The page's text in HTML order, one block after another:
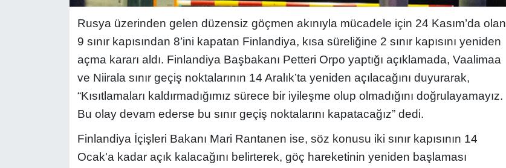
Rusya üzerinden gelen düzensiz göçmen akınıyla mücadele için 24 Kasım’da olan
9 sınır kapısından 8’ini kapatan Finlandiya, kısa süreliğine 2 sınır kapısını yeniden
açma kararı aldı. Finlandiya Başbakanı Petteri Orpo yaptığı açıklamada, Vaalimaa
ve Niirala sınır geçiş noktalarının 14 Aralık’ta yeniden açılacağını duyurarak,
“Kısıtlamaları kaldırmadığımız sürece bir iyileşme olup olmadığını doğrulayamayız.
Bu olay devam ederse bu sınır geçiş noktalarını kapatacağız” dedi.
Finlandiya İçişleri Bakanı Mari Rantanen ise, söz konusu iki sınır kapısının 14
Ocak'a kadar açık kalacağını belirterek, göç hareketinin yeniden başlaması